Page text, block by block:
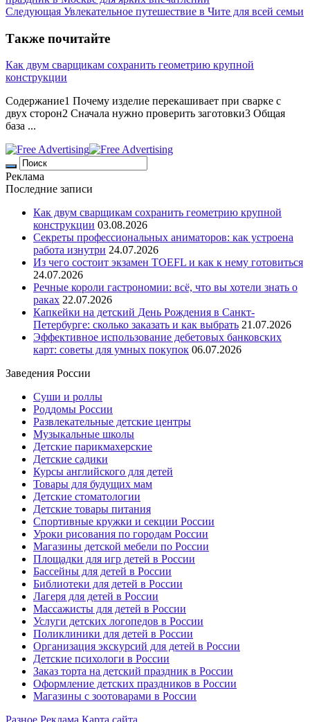
Следующая Увлекательное путешествие в Чите для всей семьи
Также почитайте
Как двум сварщикам сохранить геометрию крупной
конструкции
Содержание1 Почему изделие перекашивает при сварке с
двух сторон2 Сначала нужно проверить заготовки3 Общая
база ...
Реклама
Последние записи
Как двум сварщикам сохранить геометрию крупной
конструкции 03.08.2026
Секреты профессиональных аниматоров: как устроена
работа изнутри 24.07.2026
Из чего состоит экзамен TOEFL и как к нему готовиться
24.07.2026
Речные короли гастрономии: всё, что вы хотели знать о
раках 22.07.2026
Капкейки на детский День Рождения в Санкт-
Петербурге: сколько заказать и как выбрать 21.07.2026
Эффективное использование дебетовых банковских
карт: советы для умных покупок 06.07.2026
Заведения России
Суши и роллы
Роддомы России
Развлекательные детские центры
Музыкальные школы
Детские парикмахерские
Детские садики
Курсы английского для детей
Товары для будущих мам
Детские стоматологии
Детские товары питания
Спортивные кружки и секции России
Уроки рисования по городам России
Магазины детской мебели по России
Площадки для игр детей в России
Бассейны для детей в России
Библиотеки для детей в России
Лагеря для детей в России
Массажисты для детей в России
Услуги детских логопедов в России
Поликлиники для детей в России
Организация экскурсий для детей в России
Детские психологи в России
Заказ торта на детский праздник в России
Оформление детских праздников в России
Магазины с зоотоварами в России